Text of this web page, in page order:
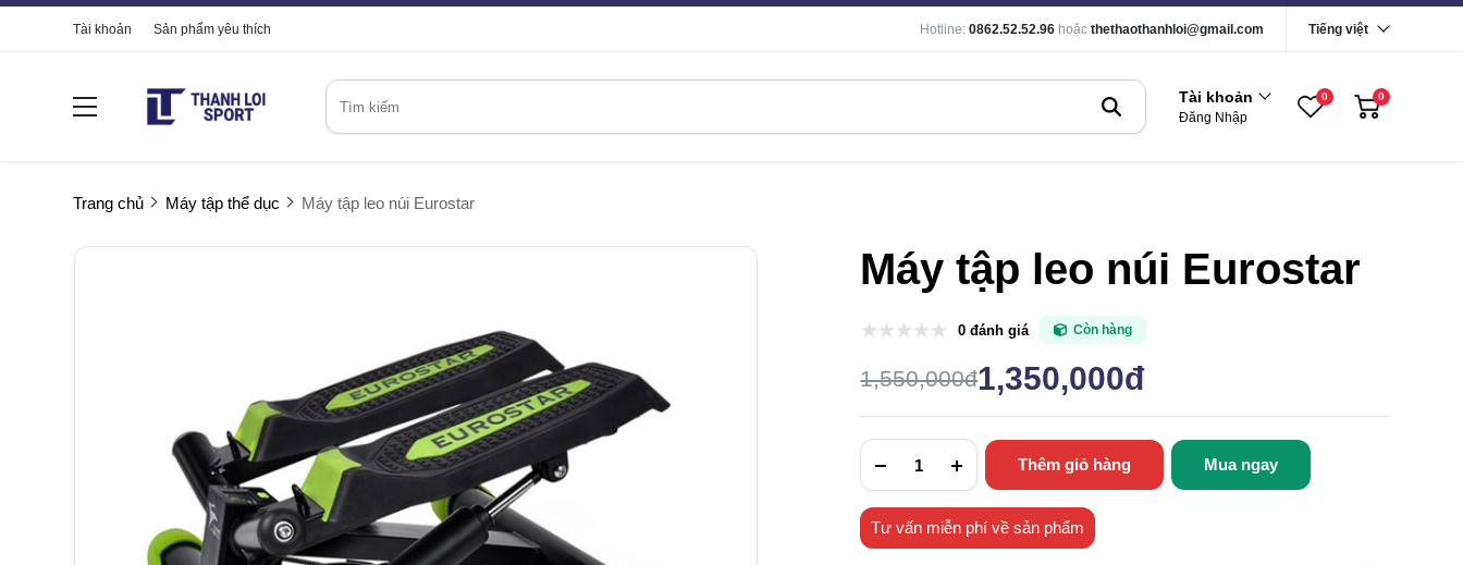
Tài khoản Sản phẩm yêu thích Hotline: 0862.52.52.96 hoặc thethaothanhloi@gmail.com Tiếng việt
Tài khoản
Đăng Nhập
0 0
Trang chủ Máy tập thể dục Máy tập leo núi Eurostar
Máy tập leo núi Eurostar
0 đánh giá Còn hàng
1,550,000đ1,350,000đ
Thêm giỏ hàng Mua ngay
Tư vấn miễn phí về sản phẩm